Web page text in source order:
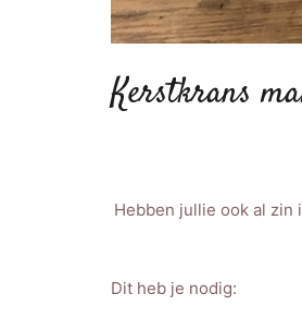
Kerstkrans
Hebben jullie ook al zin
Dit heb je nodig: